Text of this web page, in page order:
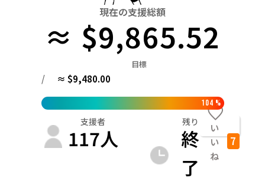
九州・沖縄
現在の支援総額
≈ $9,865.52
目標
/ ≈ $9,480.00
104 %
支援者
117人
残り
終
了
い
い
ね
7